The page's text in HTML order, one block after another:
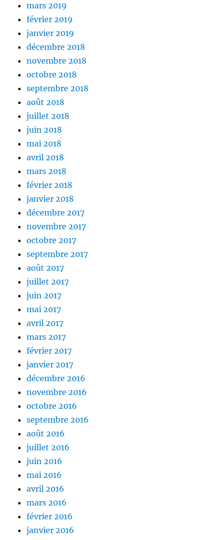
mars 2019
février 2019
janvier 2019
décembre 2018
novembre 2018
octobre 2018
septembre 2018
août 2018
juillet 2018
juin 2018
mai 2018
avril 2018
mars 2018
février 2018
janvier 2018
décembre 2017
novembre 2017
octobre 2017
septembre 2017
août 2017
juillet 2017
juin 2017
mai 2017
avril 2017
mars 2017
février 2017
janvier 2017
décembre 2016
novembre 2016
octobre 2016
septembre 2016
août 2016
juillet 2016
juin 2016
mai 2016
avril 2016
mars 2016
février 2016
janvier 2016